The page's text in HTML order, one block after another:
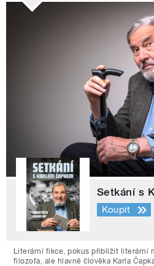
Setkání s
Koupit
Literární fikce, pokus přiblížit literární
filozofa, ale hlavně člověka Karla